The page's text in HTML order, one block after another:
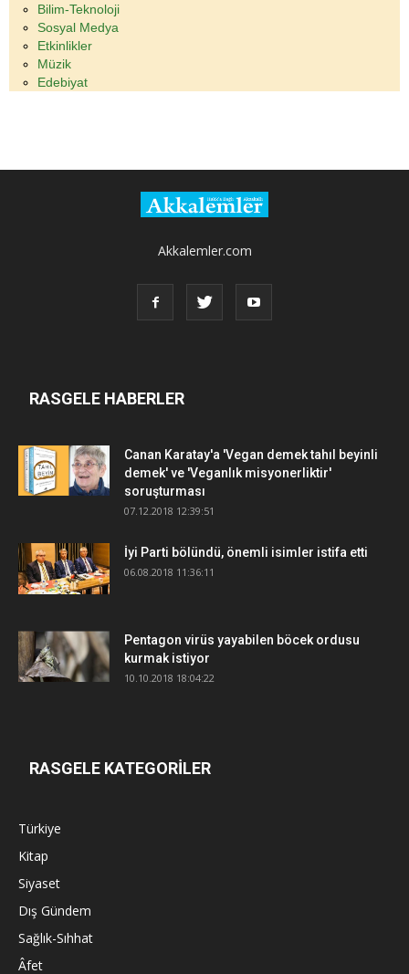
Bilim-Teknoloji
Sosyal Medya
Etkinlikler
Müzik
Edebiyat
Akkalemler.com
RASGELE HABERLER
Canan Karatay'a 'Vegan demek tahıl beyinli
demek' ve 'Veganlık misyonerliktir'
soruşturması
07.12.2018 12:39:51
İyi Parti bölündü, önemli isimler istifa etti
06.08.2018 11:36:11
Pentagon virüs yayabilen böcek ordusu
kurmak istiyor
10.10.2018 18:04:22
RASGELE KATEGORİLER
Türkiye
Kitap
Siyaset
Dış Gündem
Sağlık-Sıhhat
Âfet